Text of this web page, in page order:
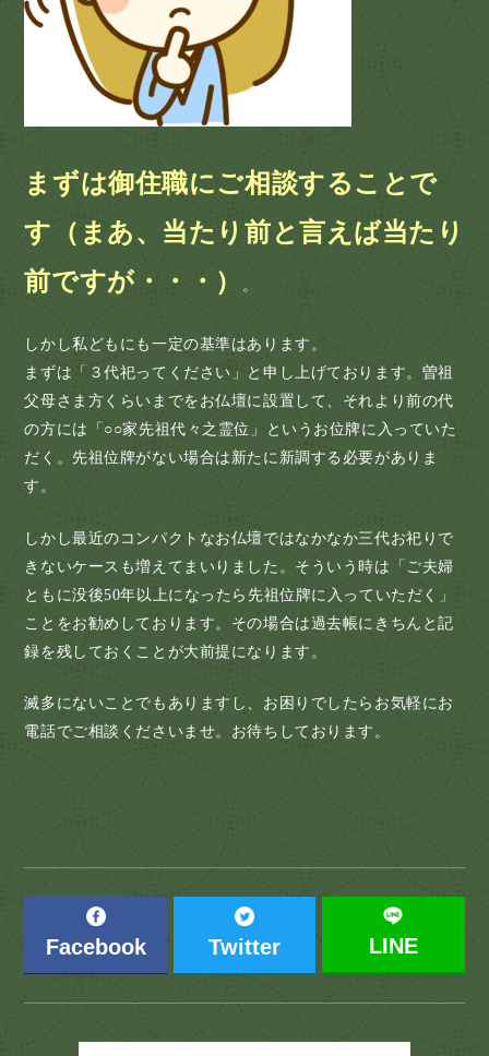
まずは御住職にご相談することで
す（まあ、当たり前と言えば当たり
前ですが・・・）
。
しかし私どもにも一定の基準はあります。
まずは「３代祀ってください」と申し上げております。曽祖
父母さま方くらいまでをお仏壇に設置して、それより前の代
の方には「○○家先祖代々之霊位」というお位牌に入っていた
だく。先祖位牌がない場合は新たに新調する必要がありま
す。
しかし最近のコンパクトなお仏壇ではなかなか三代お祀りで
きないケースも増えてまいりました。そういう時は「ご夫婦
ともに没後50年以上になったら先祖位牌に入っていただく」
ことをお勧めしております。その場合は過去帳にきちんと記
録を残しておくことが大前提になります。
滅多にないことでもありますし、お困りでしたらお気軽にお
電話でご相談くださいませ。お待ちしております。
Facebook Twitter LINE